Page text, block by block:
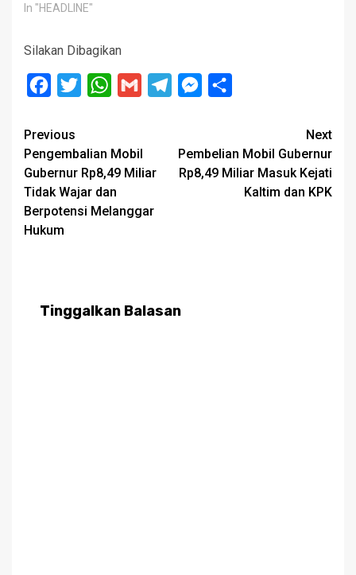
In "HEADLINE"
Silakan Dibagikan
Facebook
Twitter WhatsApp
Gmail TelegramMessenger
Post
navigation
Previous
Pengembalian Mobil
Gubernur Rp8,49 Miliar
Tidak Wajar dan
Berpotensi Melanggar
Hukum
Next
Pembelian Mobil Gubernur
Rp8,49 Miliar Masuk Kejati
Kaltim dan KPK
Tinggalkan Balasan